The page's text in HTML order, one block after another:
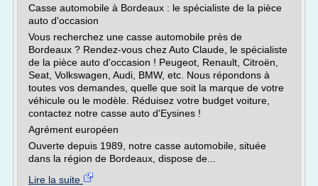
Casse automobile à Bordeaux : le spécialiste de la pièce
auto d'occasion
Vous recherchez une casse automobile près de
Bordeaux ? Rendez-vous chez Auto Claude, le spécialiste
de la pièce auto d'occasion ! Peugeot, Renault, Citroën,
Seat, Volkswagen, Audi, BMW, etc. Nous répondons à
toutes vos demandes, quelle que soit la marque de votre
véhicule ou le modèle. Réduisez votre budget voiture,
contactez notre casse auto d'Eysines !
Agrément européen
Ouverte depuis 1989, notre casse automobile, située
dans la région de Bordeaux, dispose de...
Lire la suite